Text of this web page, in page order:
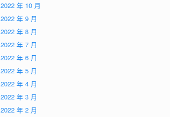
2022 年 10 月
2022 年 9 月
2022 年 8 月
2022 年 7 月
2022 年 6 月
2022 年 5 月
2022 年 4 月
2022 年 3 月
2022 年 2 月